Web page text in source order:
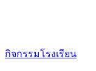
กิจกรรมโรงเรียน